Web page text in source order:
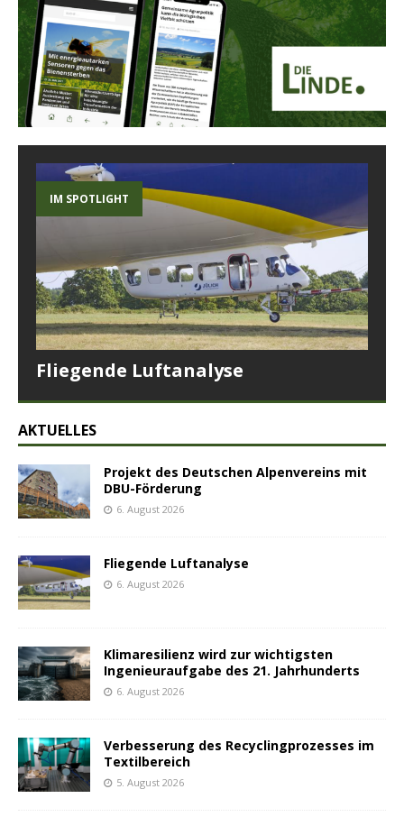
IM SPOTLIGHT
Fliegende Luftanalyse
AKTUELLES
Projekt des Deutschen Alpenvereins mit
DBU-Förderung
6. August 2026
Fliegende Luftanalyse
6. August 2026
Klimaresilienz wird zur wichtigsten
Ingenieuraufgabe des 21. Jahrhunderts
6. August 2026
Verbesserung des Recyclingprozesses im
Textilbereich
5. August 2026